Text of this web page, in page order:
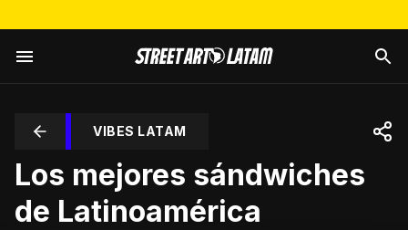
VIBES LATAM
Los mejores sándwiches
de Latinoamérica